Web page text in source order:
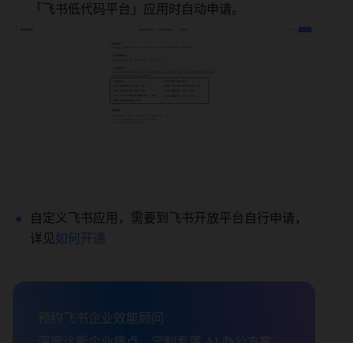
「飞书低代码平台」应用时自动申请。
自定义飞书应用，需要到飞书开放平台自行申请，
详见如何开通
预约飞书企业效能顾问